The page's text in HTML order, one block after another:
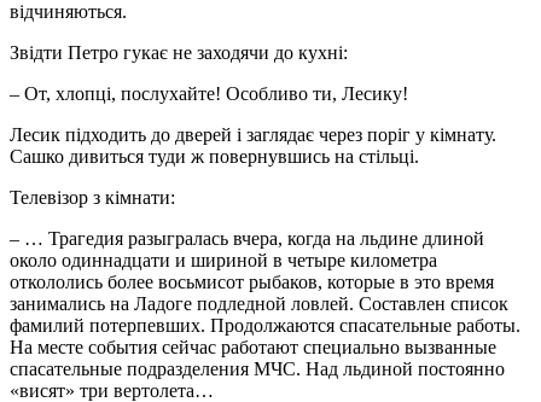
відчиняються.
Звідти Петро гукає не заходячи до кухні:
– От, хлопці, послухайте! Особливо ти, Лесику!
Лесик підходить до дверей і заглядає через поріг у кімнату.
Сашко дивиться туди ж повернувшись на стільці.
Телевізор з кімнати:
– … Трагедия разыгралась вчера, когда на льдине длиной
около одиннадцати и шириной в четыре километра
откололись более восьмисот рыбаков, которые в это время
занимались на Ладоге подледной ловлей. Составлен список
фамилий потерпевших. Продолжаются спасательные работы.
На месте события сейчас работают специально вызванные
спасательные подразделения МЧС. Над льдиной постоянно
«висят» три вертолета…